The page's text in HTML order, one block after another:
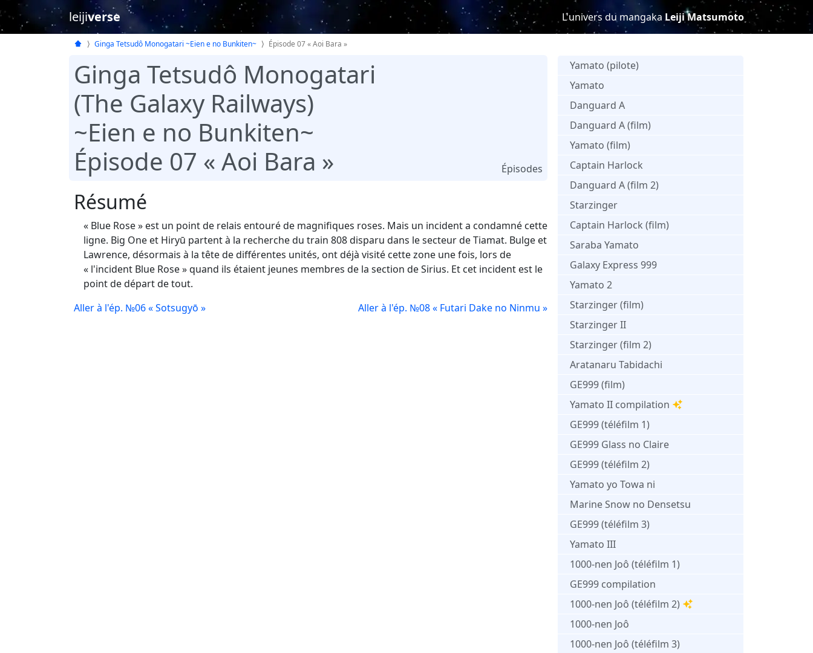
leijiverse L'univers du mangakaLeiji Matsumoto
Ginga Tetsudô Monogatari ~Eien e no Bunkiten~ Épisode 07 « Aoi Bara »
Ginga Tetsudô Monogatari
(The Galaxy Railways)
~Eien e no Bunkiten~
Épisode 07 « Aoi Bara »
Épisodes
Résumé
« Blue Rose » est un point de relais entouré de magnifiques roses. Mais un incident a condamné cette
ligne. Big One et Hiryū partent à la recherche du train 808 disparu dans le secteur de Tiamat. Bulge et
Lawrence, désormais à la tête de différentes unités, ont déjà visité cette zone une fois, lors de
« l'incident Blue Rose » quand ils étaient jeunes membres de la section de Sirius. Et cet incident est le
point de départ de tout.
Aller à l'ép. №06 « Sotsugyō »
Aller à l'ép. №08 « Futari Dake no Ninmu »
Yamato (pilote)
Yamato
Danguard A
Danguard A (film)
Yamato (film)
Captain Harlock
Danguard A (film 2)
Starzinger
Captain Harlock (film)
Saraba Yamato
Galaxy Express 999
Yamato 2
Starzinger (film)
Starzinger II
Starzinger (film 2)
Aratanaru Tabidachi
GE999 (film)
Yamato II compilation
GE999 (téléfilm 1)
GE999 Glass no Claire
GE999 (téléfilm 2)
Yamato yo Towa ni
Marine Snow no Densetsu
GE999 (téléfilm 3)
Yamato III
1000-nen Joô (téléfilm 1)
GE999 compilation
1000-nen Joô (téléfilm 2)
1000-nen Joô
1000-nen Joô (téléfilm 3)